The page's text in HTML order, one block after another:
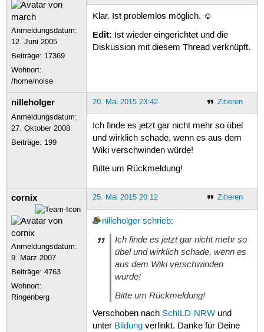
Anmeldungsdatum:
12. Juni 2005
Beiträge: 17369
Wohnort:
/home/noise
Klar. Ist problemlos möglich. ☺
Edit: Ist wieder eingerichtet und die
Diskussion mit diesem Thread verknüpft.
nilleholger
Anmeldungsdatum:
27. Oktober 2008
Beiträge: 199
Zitieren
20. Mai 2015 23:42
Ich finde es jetzt gar nicht mehr so übel
und wirklich schade, wenn es aus dem
Wiki verschwinden würde!
Bitte um Rückmeldung!
cornix
Anmeldungsdatum:
9. März 2007
Beiträge:4763
Wohnort:
Ringenberg
Zitieren
25. Mai 2015 20:12
nilleholger schrieb:
Ich finde es jetzt gar nicht mehr so
übel und wirklich schade, wenn es
aus dem Wiki verschwinden
würde!
Bitte um Rückmeldung!
Verschoben nach SchILD-NRWund
unter Bildungverlinkt. Danke für Deine